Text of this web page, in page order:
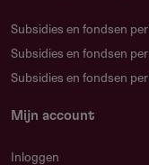
Kan ik bezwaar
Ja. Op een
bestuursrecht
Subsidies en fondsen
Subsidies en fondsen
Subsidies en fondsen
Mijn account
Inloggen